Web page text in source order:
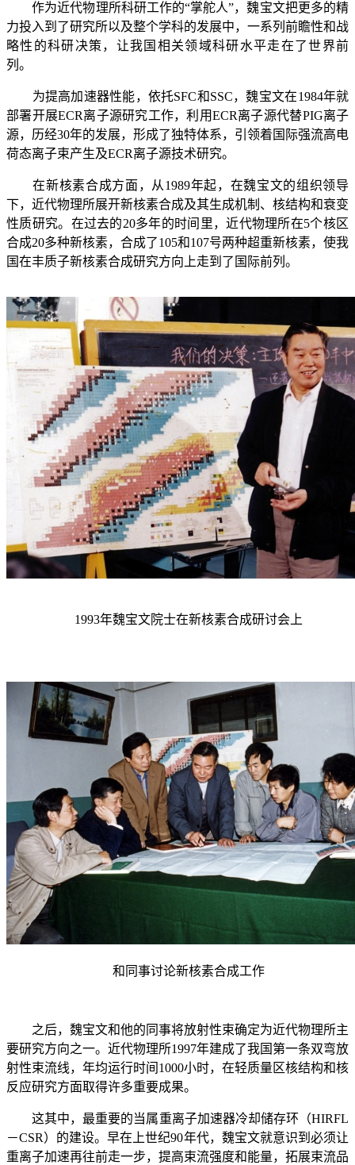
作为近代物理所科研工作的“掌舵人”，魏宝文把更多的精
力投入到了研究所以及整个学科的发展中，一系列前瞻性和战
略性的科研决策，让我国相关领域科研水平走在了世界前
列。
为提高加速器性能，依托SFC和SSC，魏宝文在1984年就
部署开展ECR离子源研究工作，利用ECR离子源代替PIG离子
源，历经30年的发展，形成了独特体系，引领着国际强流高电
荷态离子束产生及ECR离子源技术研究。
在新核素合成方面，从 1989年起，在魏宝文的组织领导
下，近代物理所展开新核素合成及其生成机制、核结构和衰变
性质研究。在过去的20多年的时间里，近代物理所在5个核区
合成20多种新核素，合成了105和107号两种超重新核素，使我
国在丰质子新核素合成研究方向上走到了国际前列。
1993年魏宝文院士在新核素合成研讨会上
和同事讨论新核素合成工作
之后，魏宝文和他的同事将放射性束确定为近代物理所主
要研究方向之一。近代物理所1997年建成了我国第一条双弯放
射性束流线，年均运行时间 1000小时，在轻质量区核结构和核
反应研究方面取得许多重要成果。
这其中，最重要的当属重离子加速器冷却储存环（HIRFL
－CSR）的建设。早在上世纪90年代，魏宝文就意识到必须让
重离子加速再往前走一步，提高束流强度和能量，拓展束流品